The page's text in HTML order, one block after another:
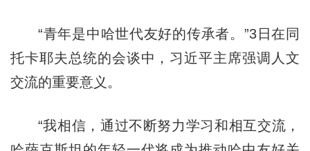
“青年是中哈世代友好的传承者。”3日在同
托卡耶夫总统的会谈中，习近平主席强调人文
交流的重要意义。
“我相信，通过不断努力学习和相互交流，